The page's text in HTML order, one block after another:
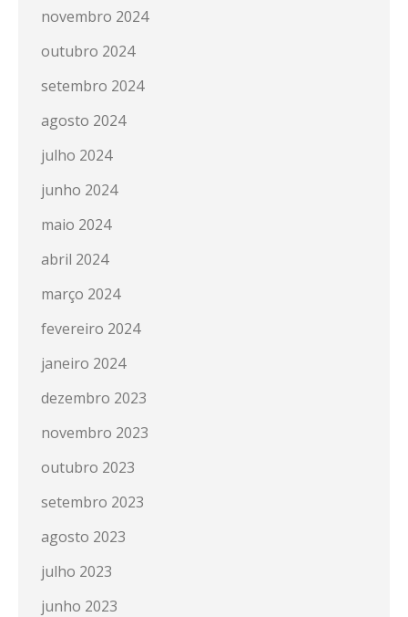
novembro 2024
outubro 2024
setembro 2024
agosto 2024
julho 2024
junho 2024
maio 2024
abril 2024
março 2024
fevereiro 2024
janeiro 2024
dezembro 2023
novembro 2023
outubro 2023
setembro 2023
agosto 2023
julho 2023
junho 2023